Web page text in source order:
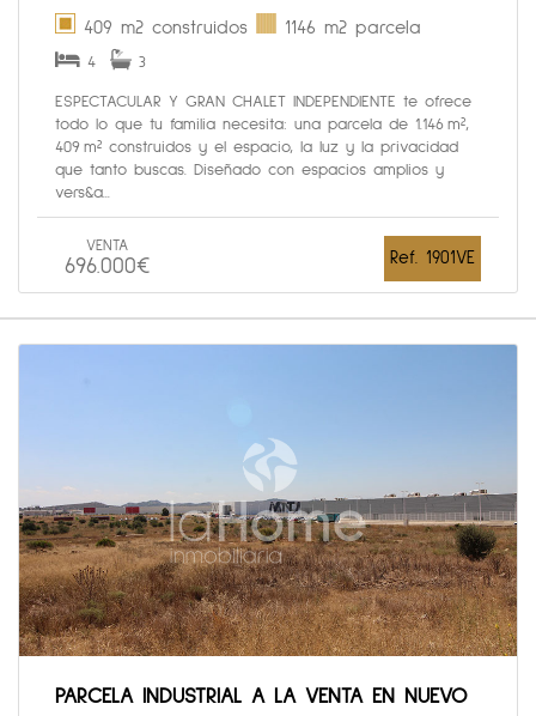
409 m2 construidos 1146 m2 parcela
4 3
ESPECTACULAR Y GRAN CHALET INDEPENDIENTE te ofrece
todo lo que tu familia necesita: una parcela de 1.146 m²,
409 m² construidos y el espacio, la luz y la privacidad
que tanto buscas. Diseñado con espacios amplios y
vers&a...
VENTA
696.000€ Ref. 1901VE
PARCELA INDUSTRIAL A LA VENTA EN NUEVO